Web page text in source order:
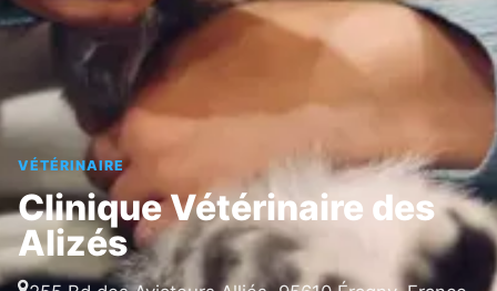
VÉTÉRINAIRE
Clinique Vétérinaire des
Alizés